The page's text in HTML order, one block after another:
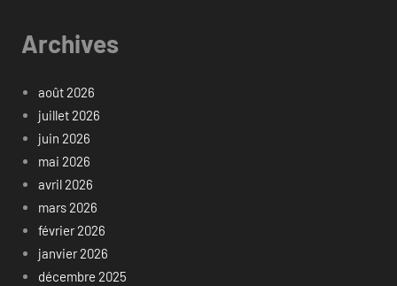
Archives
août 2026
juillet 2026
juin 2026
mai 2026
avril 2026
mars 2026
février 2026
janvier 2026
décembre 2025